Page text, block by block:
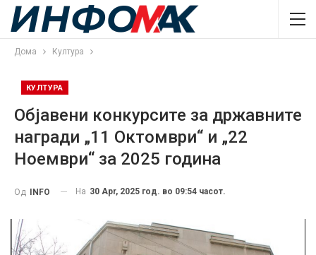
Дома Култура
КУЛТУРА
Објавени конкурсите за државните
награди „11 Oктомври“ и „22
Ноември“ за 2025 година
Од INFO На 30 Apr, 2025 год. во 09:54 часот.